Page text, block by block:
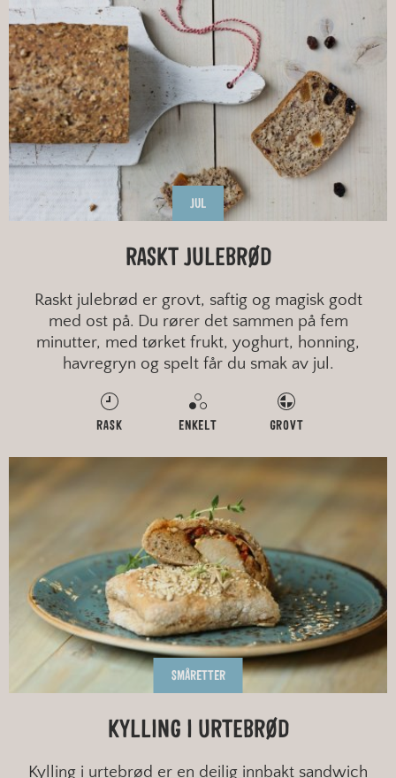
JUL
RASKT JULEBRØD
Raskt julebrød er grovt, saftig og magisk godt
med ost på. Du rører det sammen på fem
minutter, med tørket frukt, yoghurt, honning,
havregryn og spelt får du smak av jul.
RASK ENKELT GROVT
SMÅRETTER
KYLLING I URTEBRØD
Kylling i urtebrød er en deilig innbakt sandwich